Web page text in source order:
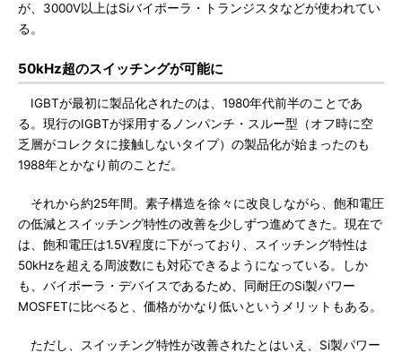
が、3000V以上はSiバイポーラ・トランジスタなどが使われてい
る。
50kHz超のスイッチングが可能に
IGBTが最初に製品化されたのは、1980年代前半のことであ
る。現行のIGBTが採用するノンパンチ・スルー型（オフ時に空
乏層がコレクタに接触しないタイプ）の製品化が始まったのも
1988年とかなり前のことだ。
それから約25年間。素子構造を徐々に改良しながら、飽和電圧
の低減とスイッチング特性の改善を少しずつ進めてきた。現在で
は、飽和電圧は1.5V程度に下がっており、スイッチング特性は
50kHzを超える周波数にも対応できるようになっている。しか
も、バイポーラ・デバイスであるため、同耐圧のSi製パワー
MOSFETに比べると、価格がかなり低いというメリットもある。
ただし、スイッチング特性が改善されたとはいえ、Si製パワー